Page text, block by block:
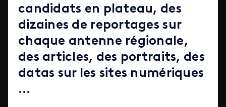
candidats en plateau, des
dizaines de reportages sur
chaque antenne régionale,
des articles, des portraits, des
datas sur les sites numériques
…